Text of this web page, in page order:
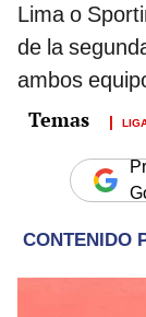
Lima o
de la
ambos